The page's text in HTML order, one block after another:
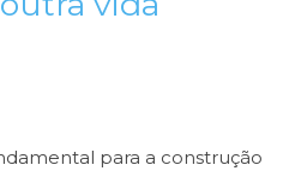
para a construção